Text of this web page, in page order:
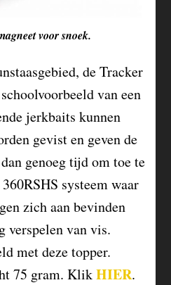
voor snoek.
de Tracker
van een
jerkbaits kunnen
gevist en geven de
genoeg tijd om toe te
systeem waar
zich aan bevinden
verspelen van vis.
met deze topper.
75 gram. KlikHIER.